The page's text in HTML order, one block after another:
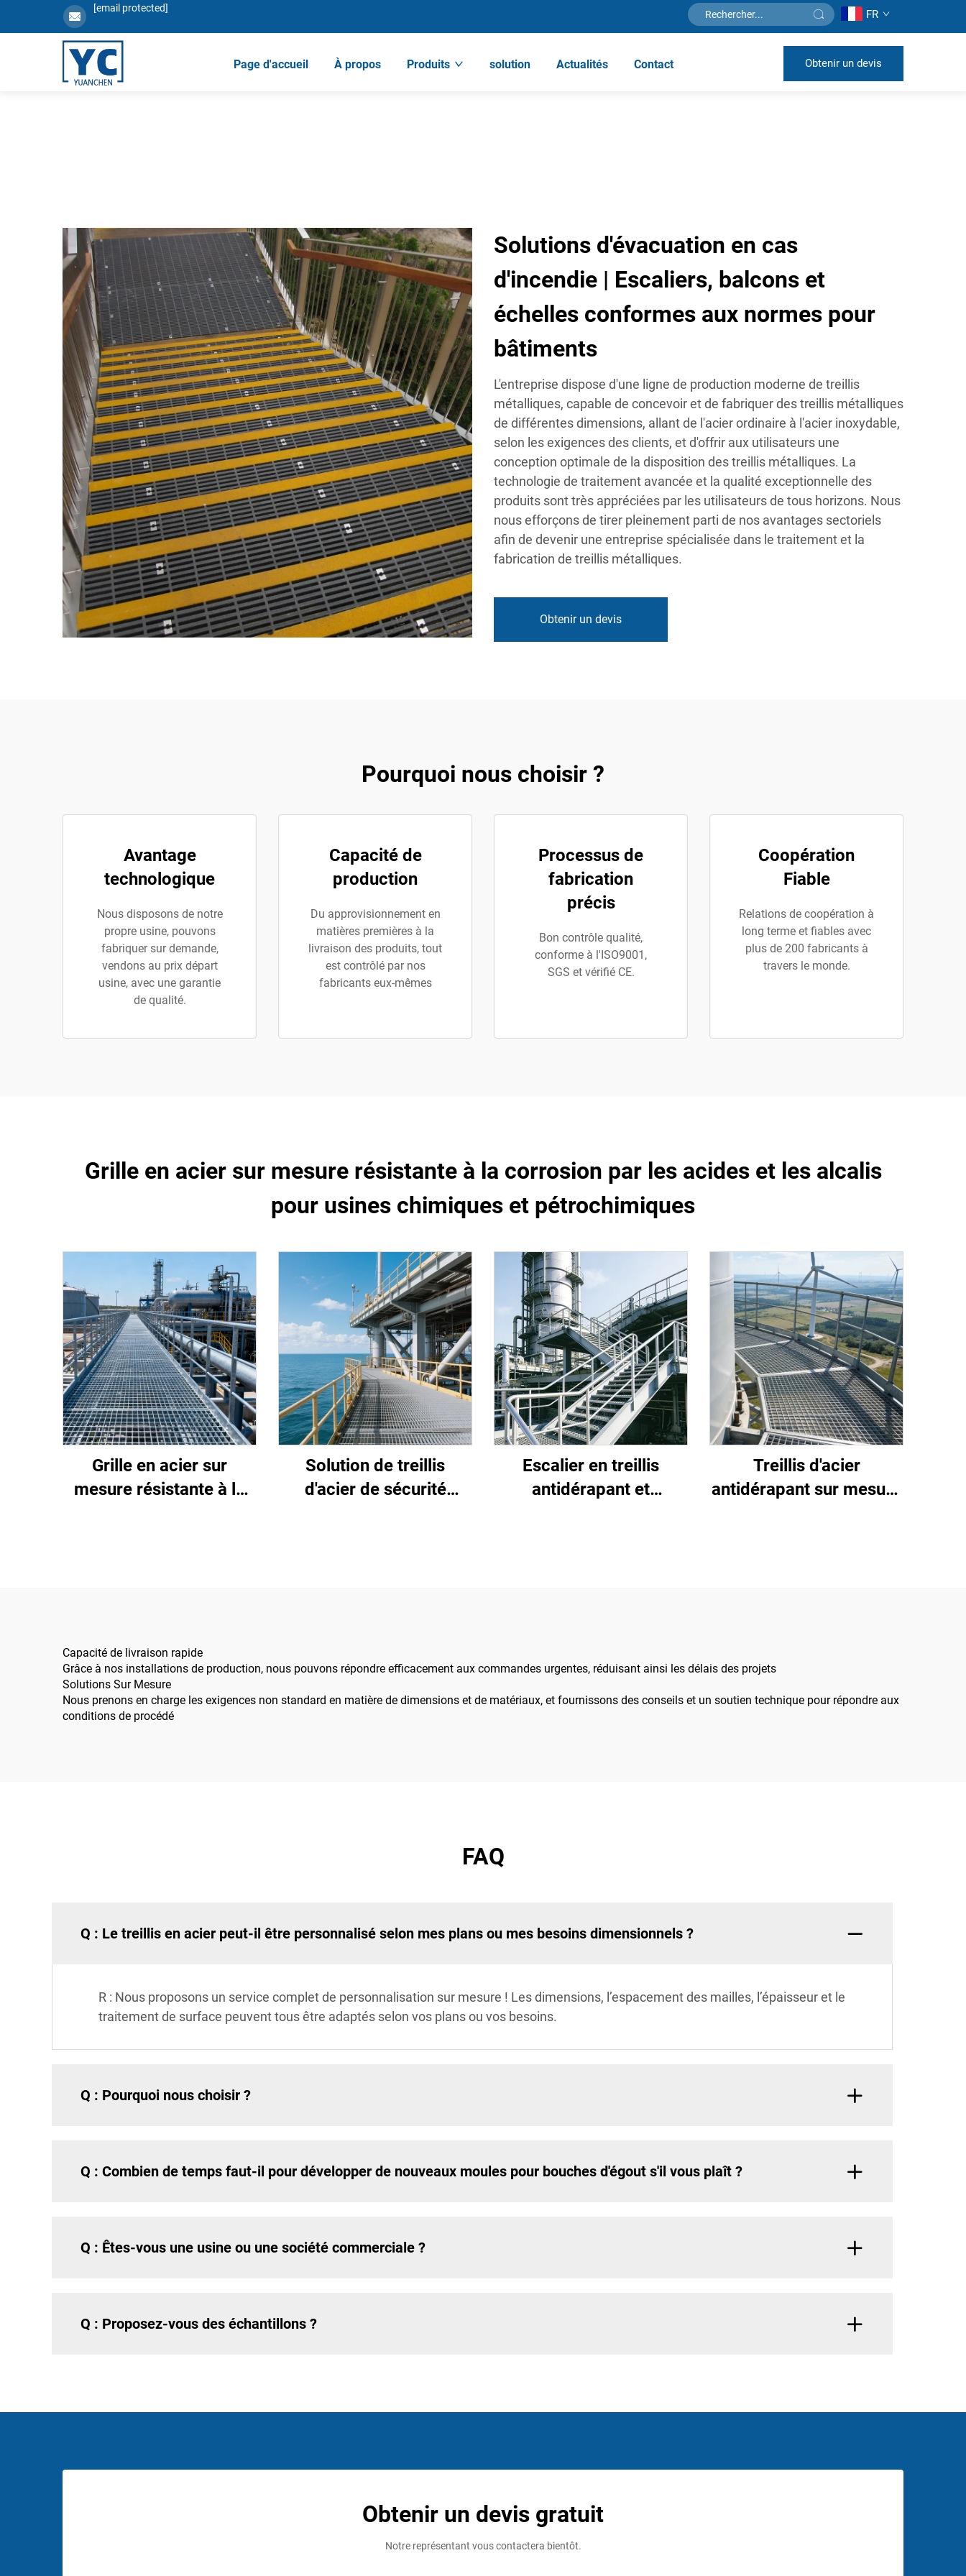
[email protected] FR
Page d'accueil À propos Produits solution Actualités Contact Obtenir un devis
Solutions d'évacuation en cas
d'incendie | Escaliers, balcons et
échelles conformes aux normes pour
bâtiments
L'entreprise dispose d'une ligne de production moderne de treillis
métalliques, capable de concevoir et de fabriquer des treillis métalliques
de différentes dimensions, allant de l'acier ordinaire à l'acier inoxydable,
selon les exigences des clients, et d'offrir aux utilisateurs une
conception optimale de la disposition des treillis métalliques. La
technologie de traitement avancée et la qualité exceptionnelle des
produits sont très appréciées par les utilisateurs de tous horizons. Nous
nous efforçons de tirer pleinement parti de nos avantages sectoriels
afin de devenir une entreprise spécialisée dans le traitement et la
fabrication de treillis métalliques.
Obtenir un devis
Pourquoi nous choisir ?
Avantage
technologique
Nous disposons de notre
propre usine, pouvons
fabriquer sur demande,
vendons au prix départ
usine, avec une garantie
de qualité.
Capacité de
production
Du approvisionnement en
matières premières à la
livraison des produits, tout
est contrôlé par nos
fabricants eux-mêmes
Processus de
fabrication
précis
Bon contrôle qualité,
conforme à l'ISO9001,
SGS et vérifié CE.
Coopération
Fiable
Relations de coopération à
long terme et fiables avec
plus de 200 fabricants à
travers le monde.
Grille en acier sur mesure résistante à la corrosion par les acides et les alcalis
pour usines chimiques et pétrochimiques
Grille en acier sur
mesure résistante à la
Solution de treillis
d'acier de sécurité
Escalier en treillis
antidérapant et
Treillis d'acier
antidérapant sur mesure
haute résistance, une
résistance à la
Capacité de livraison rapide
Grâce à nos installations de production, nous pouvons répondre efficacement aux commandes urgentes, réduisant ainsi les délais des projets
Solutions Sur Mesure
Nous prenons en charge les exigences non standard en matière de dimensions et de matériaux, et fournissons des conseils et un soutien technique pour répondre aux
conditions de procédé
FAQ
Q : Le treillis en acier peut-il être personnalisé selon mes plans ou mes besoins dimensionnels ?
R : Nous proposons un service complet de personnalisation sur mesure ! Les dimensions, l’espacement des mailles, l’épaisseur et le
traitement de surface peuvent tous être adaptés selon vos plans ou vos besoins.
Q : Pourquoi nous choisir ?
Q : Combien de temps faut-il pour développer de nouveaux moules pour bouches d'égout s'il vous plaît ?
Q : Êtes-vous une usine ou une société commerciale ?
Q : Proposez-vous des échantillons ?
Obtenir un devis gratuit
Notre représentant vous contactera bientôt.